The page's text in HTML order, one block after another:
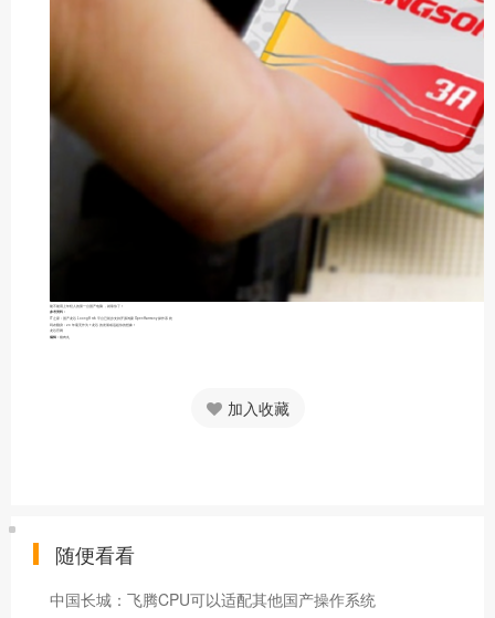
能不能用上年轻人的第一台国产电脑，就靠你了！
参考资料：
IT之家：国产龙芯 LoongArch 平台已初步支持开源鸿蒙 OpenHarmony 操作系统
码农翻身：20 年毫无作为？龙芯的发展或远超你的想象！
龙芯官网
编辑：猪肉丸
加入收藏
随便看看
中国长城：飞腾CPU可以适配其他国产操作系统